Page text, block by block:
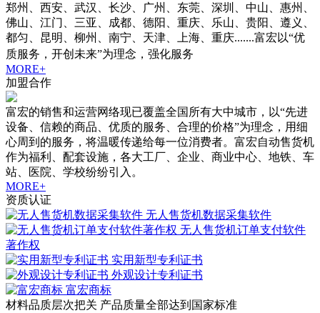
郑州、西安、武汉、长沙、广州、东莞、深圳、中山、惠州、
佛山、江门、三亚、成都、德阳、重庆、乐山、贵阳、遵义、
都匀、昆明、柳州、南宁、天津、上海、重庆.......富宏以“优
质服务，开创未来”为理念，强化服务
MORE+
加盟合作
富宏的销售和运营网络现已覆盖全国所有大中城市，以“先进
设备、信赖的商品、优质的服务、合理的价格”为理念，用细
心周到的服务，将温暖传递给每一位消费者。富宏自动售货机
作为福利、配套设施，各大工厂、企业、商业中心、地铁、车
站、医院、学校纷纷引入。
MORE+
资质认证
无人售货机数据采集软件
无人售货机订单支付软件
著作权
实用新型专利证书
外观设计专利证书
富宏商标
材料品质层次把关 产品质量全部达到国家标准